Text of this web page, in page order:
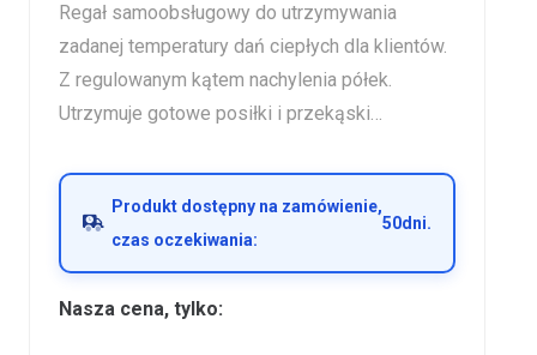
Regał samoobsługowy do utrzymywania
zadanej temperatury dań ciepłych dla klientów.
Z regulowanym kątem nachylenia półek.
Utrzymuje gotowe posiłki i przekąski…
Produkt dostępny na zamówienie,
czas oczekiwania:
50dni.
Nasza cena, tylko: